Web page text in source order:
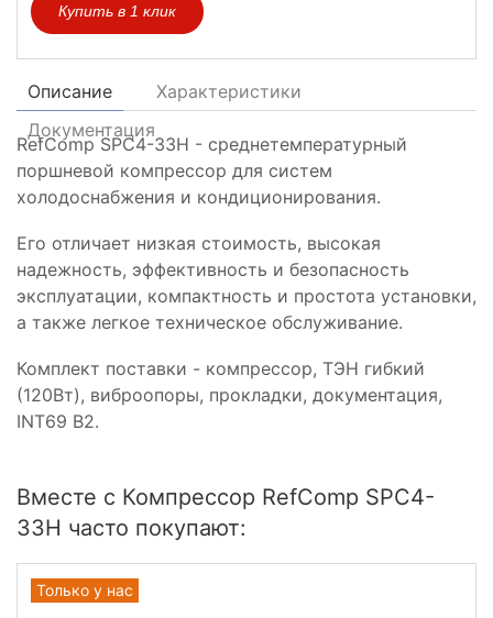
Купить в 1 клик
Описание
Характеристики
Документация
RefComp SPC4-33H - среднетемпературный
поршневой компрессор для систем
холодоснабжения и кондиционирования.
Его отличает низкая стоимость, высокая
надежность, эффективность и безопасность
эксплуатации, компактность и простота установки,
а также легкое техническое обслуживание.
Комплект поставки - компрессор, ТЭН гибкий
(120Вт), виброопоры, прокладки, документация,
INT69 B2.
Вместе с Компрессор RefComp SPC4-
33H часто покупают:
Только у нас